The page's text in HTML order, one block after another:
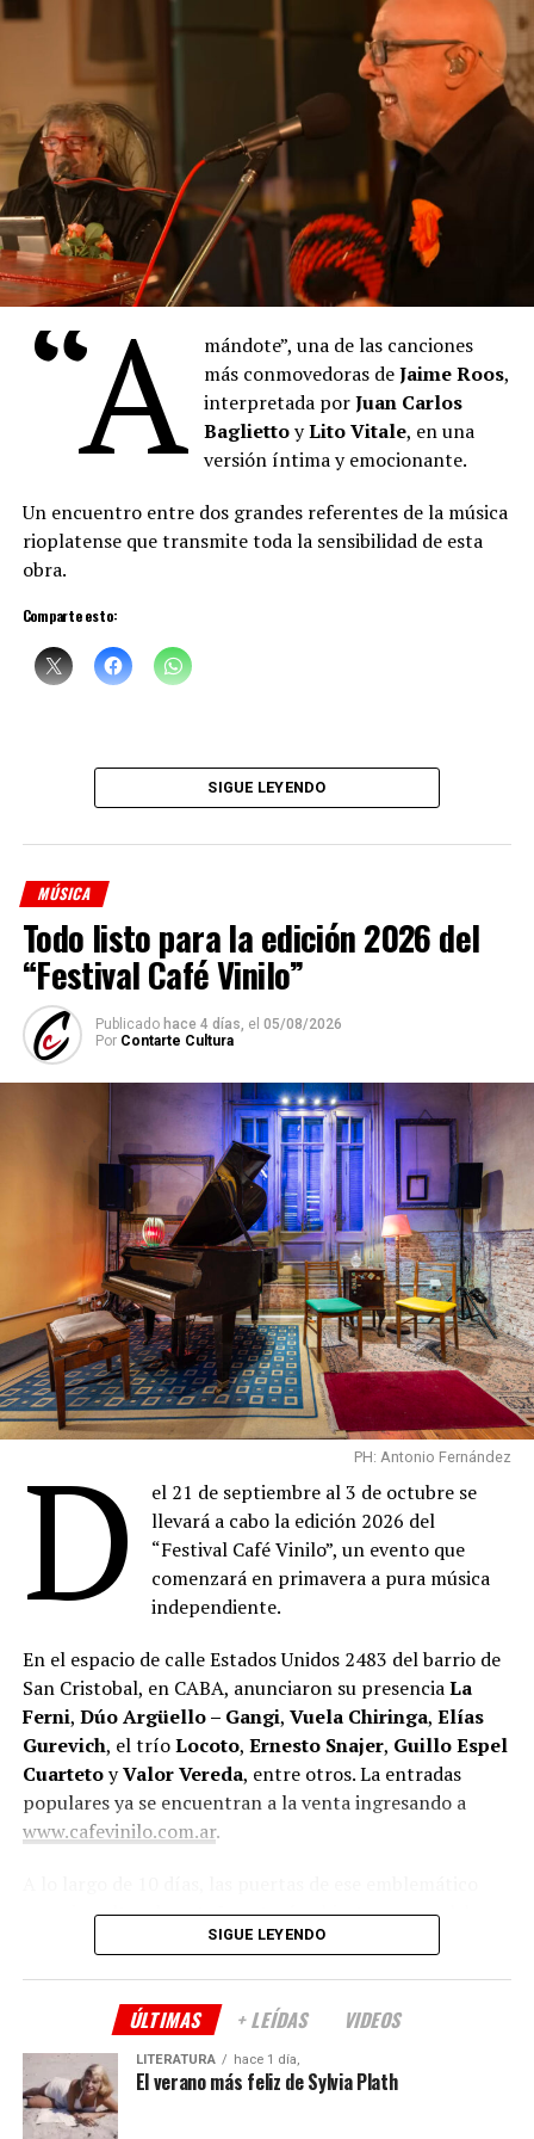
milongas, melodías camperas, vidalitas y valses
compuestos por contemporáneos del maestro boquense
en su homenaje.
El repertorio culmina con la milonga-candombe “Bien
Argentinos”, que evoca la escena final de la vida del
maestro boquense.
“Denisedescribe los pigmentos cuyos nombres se
mezclan con las proas de los barcos del puerto, también
está pintando, con la música, con la voz. Hay algo de la
pintura que empieza a teñir las palabras que
Denise
canta. Un cruce raro de oficios, maravilloso”, sostuvo el
artista plásticoDaniel Santoro .
Denise Sciammarella(investigación y voz)
Geraldina Carnicina
Mariana Atamas
(violín)
Fuente: Medioshábiles Comunicación
Comparte esto:
“A
mándote”, una de las canciones
más conmovedoras deJaime Roos,
interpretada porJuan Carlos
BagliettoyLito Vitale, en una
versión íntima y emocionante.
Un encuentro entre dos grandes referentes de la música
rioplatense que transmite toda la sensibilidad de esta
obra.
Comparte esto:
SIGUE LEYENDO
MÚSICA
Todo listo para la edición 2026 del
“Festival Café Vinilo”
Publicado hace 4 días, el 05/08/2026
Por Contarte Cultura
PH: Antonio Fernández
D
el 21 de septiembre al 3 de octubre se
llevará a cabo la edición 2026 del
“Festival Café Vinilo”, un evento que
comenzará en primavera a pura música
independiente.
En el espacio de calle Estados Unidos 2483 del barrio de
San Cristobal, en CABA, anunciaron su presenciaLa
Ferni, Dúo Argüello – Gangi, Vuela Chiringa, Elías
Gurevich, el tríoLocoto, Ernesto Snajer, Guillo Espel
CuartetoyValor Vereda, entre otros. La entradas
populares ya se encuentran a la venta ingresando a
www.cafevinilo.com.ar.
espacio cultural porteño estarán abiertas para celebrar
un año más de vida, haciendo partícipe a la comunidad
Tras haber cumplido cuatro años en la nueva sede
ubicada en el barrio de San Cristóbal, sus productores
Teresa RodríguezyEduardo Mischcelebran la
segunda entrega del Festival.
SIGUE LEYENDO
ÚLTIMAS + LEÍDAS VIDEOS
LITERATURA hace 1 día,
El verano más feliz de Sylvia Plath